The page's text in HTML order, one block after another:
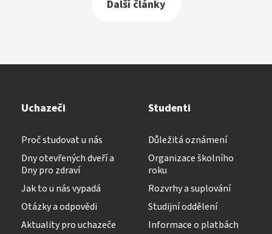
Další články
Uchazeči
Proč studovat u nás
Dny otevřených dveří a
Dny pro zdraví
Jak to u nás vypadá
Otázky a odpovědi
Aktuality pro uchazeče
Studenti
Důležitá oznámení
Organizace školního
roku
Rozvrhy a suplování
Studijní oddělení
Informace o platbách